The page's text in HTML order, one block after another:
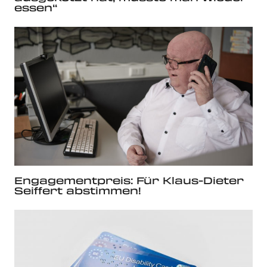
essen“
Engagementpreis: Für Klaus-Dieter
Seiffert abstimmen!